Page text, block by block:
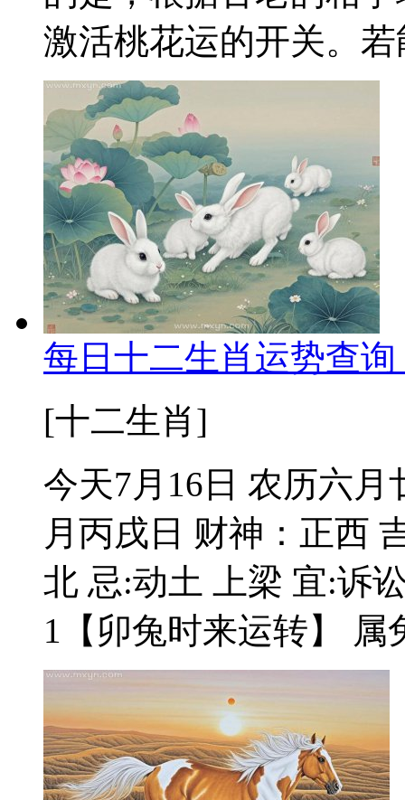
激活桃花运的开关。
每日十二生肖运势查
[十二生肖]
今天7月16日 农历六
月丙戌日 财神：正西
北 忌:动土 上梁 宜:诉
1【卯兔时来运转】 属